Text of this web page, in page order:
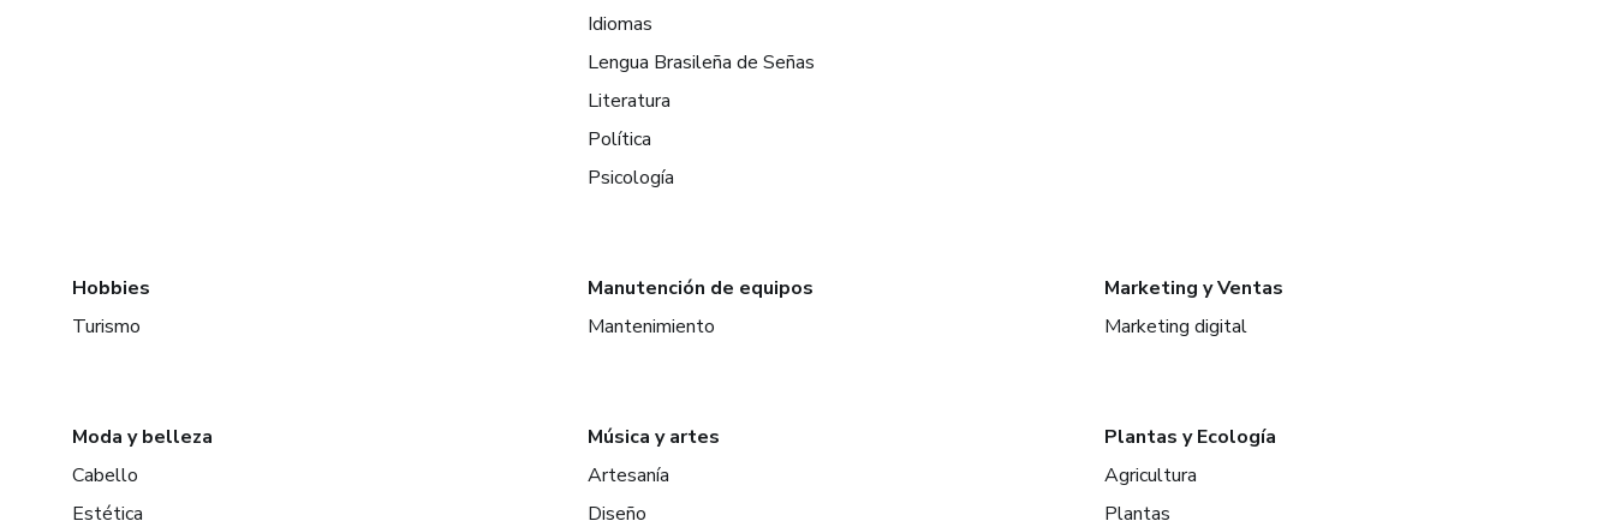
Idiomas
Lengua Brasileña de Señas
Literatura
Política
Psicología
Hobbies
Turismo
Manutención de equipos
Mantenimiento
Marketing y Ventas
Marketing digital
Moda y belleza
Cabello
Estética
Música y artes
Artesanía
Diseño
Plantas y Ecología
Agricultura
Plantas